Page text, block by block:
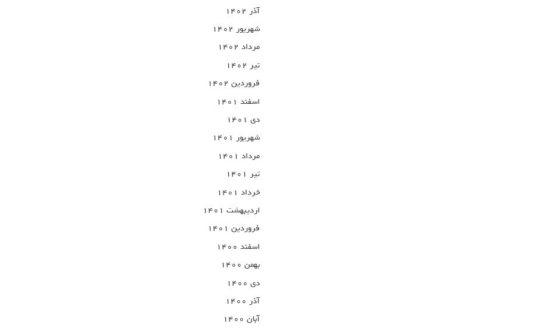
آذر ۱۴۰۲
شهریور ۱۴۰۲
مرداد ۱۴۰۲
تیر ۱۴۰۲
فروردین ۱۴۰۲
اسفند ۱۴۰۱
دی ۱۴۰۱
شهریور ۱۴۰۱
مرداد ۱۴۰۱
تیر ۱۴۰۱
خرداد ۱۴۰۱
اردیبهشت ۱۴۰۱
فروردین ۱۴۰۱
اسفند ۱۴۰۰
بهمن ۱۴۰۰
دی ۱۴۰۰
آذر ۱۴۰۰
آبان ۱۴۰۰